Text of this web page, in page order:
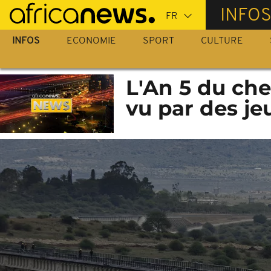
Passer
au
contenu
INFOS
INFOS ECONOMIE SPORT CULTURE
L'An 5 du
vu par des